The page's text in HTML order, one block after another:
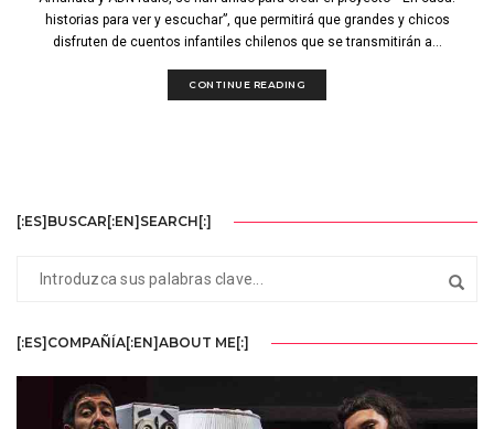
historias para ver y escuchar”, que permitirá que grandes y chicos
disfruten de cuentos infantiles chilenos que se transmitirán a...
CONTINUE READING
[:ES]BUSCAR[:EN]SEARCH[:]
[:ES]COMPAÑÍA[:EN]ABOUT ME[:]